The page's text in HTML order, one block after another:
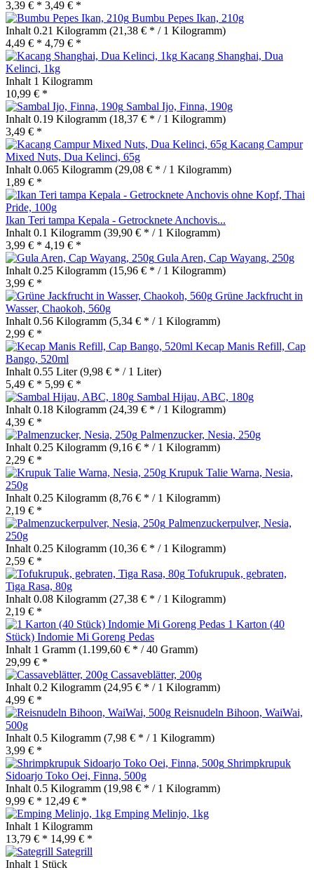
3,39 € * 3,49 € *
Bumbu Pepes Ikan, 210g
Inhalt 0.21 Kilogramm (21,38 € * / 1 Kilogramm)
4,49 € * 4,79 € *
Kacang Shanghai, Dua
Kelinci, 1kg
Inhalt 1 Kilogramm
10,99 € *
Sambal Ijo, Finna, 190g
Inhalt 0.19 Kilogramm (18,37 € * / 1 Kilogramm)
3,49 € *
Kacang Campur
Mixed Nuts, Dua Kelinci, 65g
Inhalt 0.065 Kilogramm (29,08 € * / 1 Kilogramm)
1,89 € *
Ikan Teri tampa Kepala - Getrocknete Anchovis...
Inhalt 0.1 Kilogramm (39,90 € * / 1 Kilogramm)
3,99 € * 4,19 € *
Gula Aren, Cap Wayang, 250g
Inhalt 0.25 Kilogramm (15,96 € * / 1 Kilogramm)
3,99 € *
Grüne Jackfrucht in
Wasser, Chaokoh, 560g
Inhalt 0.56 Kilogramm (5,34 € * / 1 Kilogramm)
2,99 € *
Kecap Manis Refill, Cap
Bango, 520ml
Inhalt 0.55 Liter(9,98 € * / 1 Liter)
5,49 € * 5,99 € *
Sambal Hijau, ABC, 180g
Inhalt 0.18 Kilogramm (24,39 € * / 1 Kilogramm)
4,39 € *
Palmenzucker, Nesia, 250g
Inhalt 0.25 Kilogramm (9,16 € * / 1 Kilogramm)
2,29 € *
Krupuk Talie Warna, Nesia,
250g
Inhalt 0.25 Kilogramm (8,76 € * / 1 Kilogramm)
2,19 € *
Palmenzuckerpulver, Nesia,
250g
Inhalt 0.25 Kilogramm (10,36 € * / 1 Kilogramm)
2,59 € *
Tofukrupuk, gebraten,
Tiga Rasa, 80g
Inhalt 0.08 Kilogramm (27,38 € * / 1 Kilogramm)
2,19 € *
1 Karton (40
Stück) Indomie Mi Goreng Pedas
Inhalt 1 Gramm (1.199,60 € * / 40 Gramm)
29,99 € *
Cassaveblätter, 200g
Inhalt 0.2 Kilogramm (24,95 € * / 1 Kilogramm)
4,99 € *
Reisnudeln Bihoon, WaiWai,
500g
Inhalt 0.5 Kilogramm (7,98 € * / 1 Kilogramm)
3,99 € *
Shrimpkrupuk
Sidoarjo Toko Oei, Finna, 500g
Inhalt 0.5 Kilogramm (19,98 € * / 1 Kilogramm)
9,99 € * 12,49 € *
Emping Melinjo, 1kg
Inhalt 1 Kilogramm
13,79 € * 14,99 € *
Sategrill
Inhalt 1 Stück